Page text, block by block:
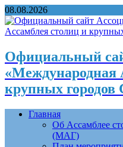
08.08.2026
Официальный
«Международная
крупных
Главная
Об Ассамблее
(МАГ)